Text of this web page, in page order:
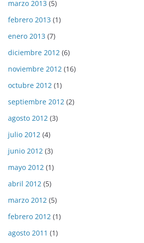
marzo 2013 (5)
febrero 2013 (1)
enero 2013 (7)
diciembre 2012 (6)
noviembre 2012 (16)
octubre 2012 (1)
septiembre 2012 (2)
agosto 2012 (3)
julio 2012 (4)
junio 2012 (3)
mayo 2012 (1)
abril 2012 (5)
marzo 2012 (5)
febrero 2012 (1)
agosto 2011 (1)